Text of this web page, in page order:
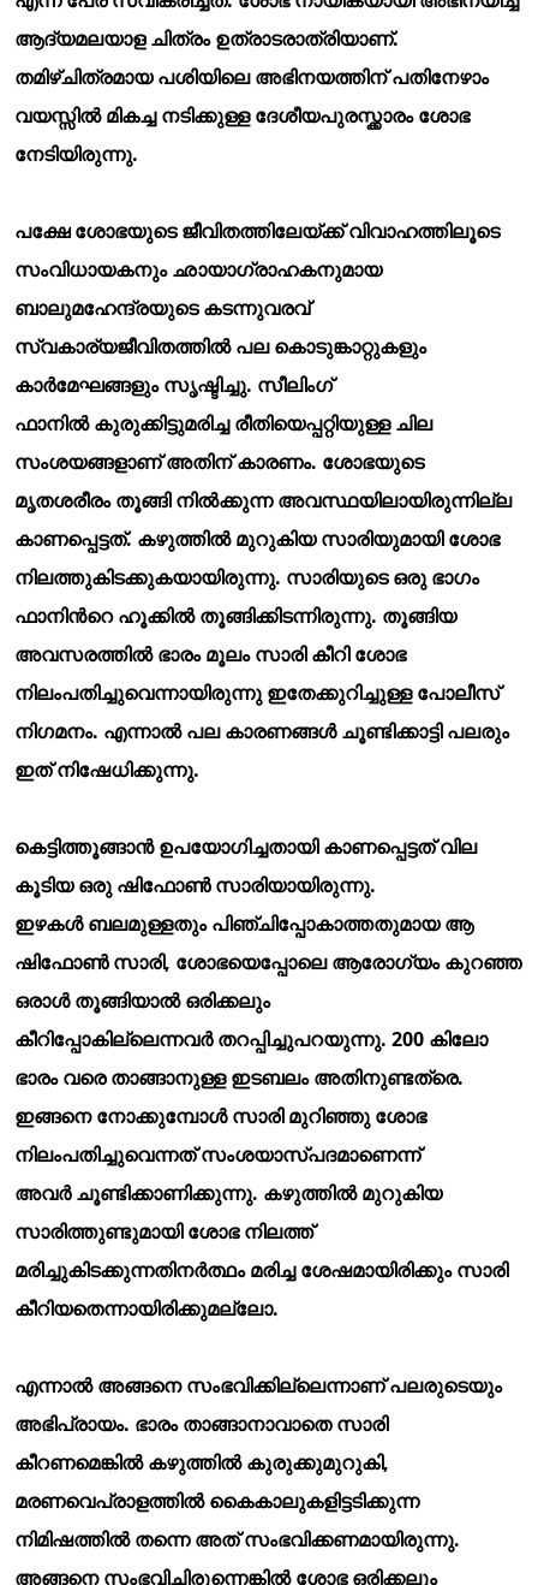
ആദ്യമലയാള ചിത്രം ഉത്രാടരാത്രിയാണ്.
തമിഴ്ചിത്രമായ പശിയിലെ അഭിനയത്തിന് പതിനേഴാം
വയസ്സില്മികച്ച നടിക്കുള്ള ദേശീയപുരസ്ക്കാരം ശോഭ
നേടിയിരുന്നു.
പക്ഷേ ശോഭയുടെ ജീവിതത്തിലേയ്ക്ക് വിവാഹത്തിലൂടെ
സംവിധായകനും ഛായാഗ്രാഹകനുമായ
ബാലുമഹേന്ദ്രയുടെ കടന്നുവരവ്
സ്വകാര്യജീവിതത്തില്പല കൊടുങ്കാറ്റുകളും
കാര്മേഘങ്ങളും സൃഷ്ടിച്ചു. സീലിംഗ്
ഫാനില്കുരുക്കിട്ടുമരിച്ച രീതിയെപ്പറ്റിയുള്ള ചില
സംശയങ്ങളാണ് അതിന് കാരണം. ശോഭയുടെ
മൃതശരീരം തൂങ്ങി നില്ക്കുന്ന അവസ്ഥയിലായിരുന്നില്ല
കാണപ്പെട്ടത്. കഴുത്തില്മുറുകിയ സാരിയുമായി ശോഭ
നിലത്തുകിടക്കുകയായിരുന്നു. സാരിയുടെ ഒരു ഭാഗം
ഫാനിന്റെ ഹൂക്കില്തൂങ്ങിക്കിടന്നിരുന്നു. തൂങ്ങിയ
അവസരത്തില്ഭാരം മൂലം സാരി കീറി ശോഭ
നിലംപതിച്ചുവെന്നായിരുന്നു ഇതേക്കുറിച്ചുള്ള പോലീസ്
നിഗമനം. എന്നാല്പല കാരണങ്ങള്ചൂണ്ടിക്കാട്ടി പലരും
ഇത് നിഷേധിക്കുന്നു.
കെട്ടിത്തൂങ്ങാന്ഉപയോഗിച്ചതായി കാണപ്പെട്ടത് വില
കൂടിയ ഒരു ഷിഫോണ്സാരിയായിരുന്നു.
ഇഴകള്ബലമുള്ളതും പിഞ്ചിപ്പോകാത്തതുമായ ആ
ഷിഫോണ്സാരി, ശോഭയെപ്പോലെ ആരോഗ്യം കുറഞ്ഞ
ഒരാള്തൂങ്ങിയാല്ഒരിക്കലും
കീറിപ്പോകില്ലെന്നവര്തറപ്പിച്ചുപറയുന്നു. 200 കിലോ
ഭാരം വരെ താങ്ങാനുള്ള ഇടബലം അതിനുണ്ടത്രെ.
ഇങ്ങനെ നോക്കുമ്പോള്സാരി മുറിഞ്ഞു ശോഭ
നിലംപതിച്ചുവെന്നത് സംശയാസ്പദമാണെന്ന്
അവര്ചൂണ്ടിക്കാണിക്കുന്നു. കഴുത്തില്മുറുകിയ
സാരിത്തുണ്ടുമായി ശോഭ നിലത്ത്
മരിച്ചുകിടക്കുന്നതിനര്ത്ഥം മരിച്ച ശേഷമായിരിക്കും സാരി
കീറിയതെന്നായിരിക്കുമല്ലോ.
എന്നാല്അങ്ങനെ സംഭവിക്കില്ലെന്നാണ് പലരുടെയും
അഭിപ്രായം. ഭാരം താങ്ങാനാവാതെ സാരി
കീറണമെങ്കില്കഴുത്തില്കുരുക്കുമുറുകി,
മരണവെപ്രാളത്തില്കൈകാലുകളിട്ടടിക്കുന്ന
നിമിഷത്തില്തന്നെ അത് സംഭവിക്കണമായിരുന്നു.
അങ്ങനെ സംഭവിച്ചിരുന്നെങ്കില്ശോഭ ഒരിക്കലും